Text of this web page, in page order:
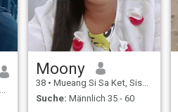
Moony
38 • Mueang Si Sa Ket, Sisaket, Thailand
Suche: Männlich 35 - 60